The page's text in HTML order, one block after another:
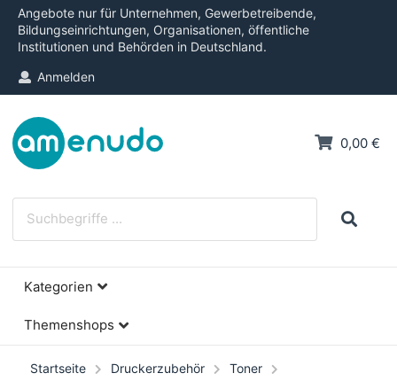
Angebote nur für Unternehmen, Gewerbetreibende,
Bildungseinrichtungen, Organisationen, öffentliche
Institutionen und Behörden in Deutschland.
Anmelden
0,00 €
Kategorien
Themenshops
Startseite Druckerzubehör
Toner